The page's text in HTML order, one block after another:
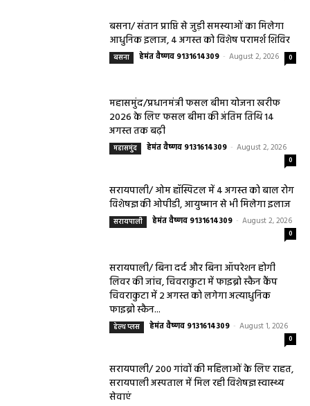
बसना/ संतान प्राप्ति से जुड़ी समस्याओं का मिलेगा
आधुनिक इलाज, 4 अगस्त को विशेष परामर्श शिविर
बसना हेमंत वैष्णव 9131614309 - August 2, 2026 0
महासमुंद/प्रधानमंत्री फसल बीमा योजना खरीफ
2026 के लिए फसल बीमा की अंतिम तिथि 14
अगस्त तक बढ़ी
महासमुंद हेमंत वैष्णव 9131614309 - August 2, 2026
0
सरायपाली/ ओम हॉस्पिटल में 4 अगस्त को बाल रोग
विशेषज्ञ की ओपीडी, आयुष्मान से भी मिलेगा इलाज
सरायपाली हेमंत वैष्णव 9131614309 - August 2, 2026
0
सरायपाली/ बिना दर्द और बिना ऑपरेशन होगी
लिवर की जांच, चिवराकुटा में फाइब्रो स्कैन कैंप
चिवराकुटा में 2 अगस्त को लगेगा अत्याधुनिक
फाइब्रो स्कैन...
हेल्थ प्लस हेमंत वैष्णव 9131614309 - August 1, 2026
0
सरायपाली/ 200 गांवों की महिलाओं के लिए राहत,
सरायपाली अस्पताल में मिल रही विशेषज्ञ स्वास्थ्य
सेवाएं